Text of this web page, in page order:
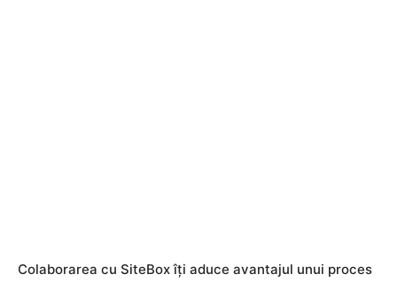
Colaborarea cu SiteBox îți aduce avantajul unui proces